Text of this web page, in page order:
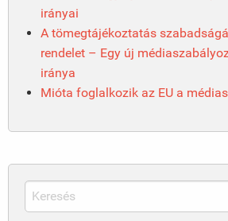
irányai
A tömegtájékoztatás
rendelet – Egy új
iránya
Mióta foglalkozik az EU a